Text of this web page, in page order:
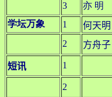
3
亦 明
学坛万象 1 何天明
2
方舟子
短讯 1
2